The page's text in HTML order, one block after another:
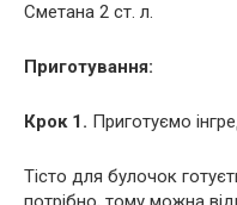
Сметана 2 ст. л.
Приготування:
Крок 1. Приготуємо
Тісто для булочок